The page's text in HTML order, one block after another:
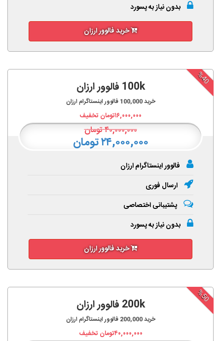
بدون نیاز به پسورد
خرید فالوور ارزان
%40
100k فالوور ارزان
خرید100,000 فالوور اینستاگرام ارزان
۱۶,۰۰۰,۰۰۰تومان تخفیف
۴۰,۰۰۰,۰۰۰تومان
۲۴,۰۰۰,۰۰۰ تومان
فالوور اینستاگرام ارزان
ارسال فوری
پشتیبانی اختصاصی
بدون نیاز به پسورد
خرید فالوور ارزان
%50
200k فالوور ارزان
خرید200,000 فالوور اینستاگرام ارزان
۴۰,۰۰۰,۰۰۰تومان تخفیف